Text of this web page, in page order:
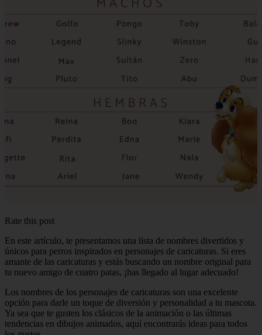
Rate this post
En este artículo, te presentamos una lista de nombres divertidos y
únicos para perros inspirados en personajes de caricaturas. Si eres
amante de las caricaturas y estás buscando un nombre original para
tu nuevo amigo de cuatro patas, ¡has llegado al lugar adecuado!
Los nombres de los personajes de caricaturas son una excelente
opción para darle un toque de diversión y personalidad a tu mascota.
Ya sea que te gusten los clásicos de la animación o las últimas
tendencias en dibujos animados, aquí encontrarás ideas para todos